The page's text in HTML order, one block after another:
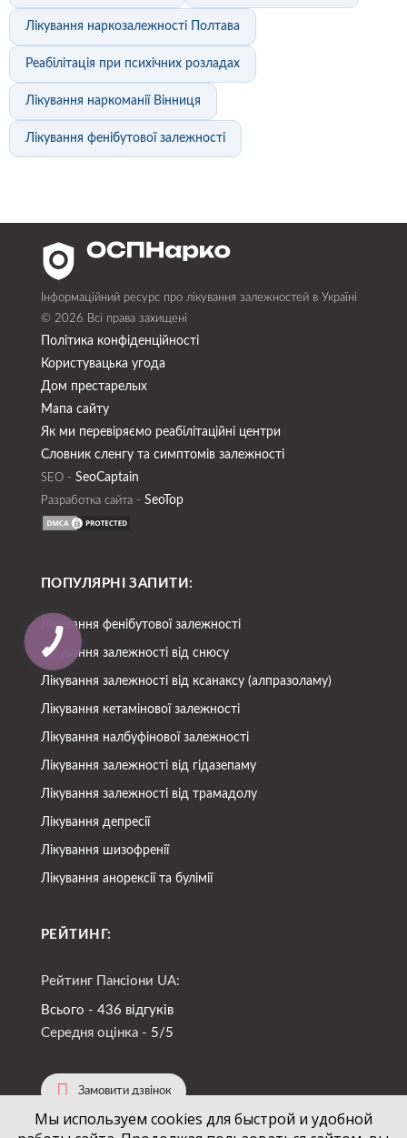
Лікування наркозалежності Полтава
Реабілітація при психічних розладах
Лікування наркоманії Вінниця
Лікування фенібутової залежності
Інформаційний ресурс про лікування залежностей в Україні
© 2026 Всі права захищені
Політика конфіденційності
Користувацька угода
Дом престарелых
Мапа сайту
Як ми перевіряємо реабілітаційні центри
Словник сленгу та симптомів залежності
SEO - SeoСaptain
Разработка сайта - SeoTop
ПОПУЛЯРНІ ЗАПИТИ:
Лікування фенібутової залежності
Лікування залежності від снюсу
Лікування залежності від ксанаксу (алпразоламу)
Лікування кетамінової залежності
Лікування налбуфінової залежності
Лікування залежності від гідазепаму
Лікування залежності від трамадолу
Лікування депресії
Лікування шизофренії
Лікування анорексії та булімії
РЕЙТИНГ:
Рейтинг Пансіони UA:
Всього - 436 відгуків
Середня оцінка - 5/5
Замовити дзвінок
Мы используем cookies для быстрой и удобной